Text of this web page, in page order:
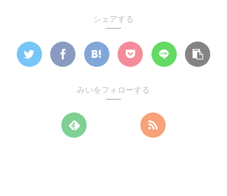
シェアする
みいをフォローする